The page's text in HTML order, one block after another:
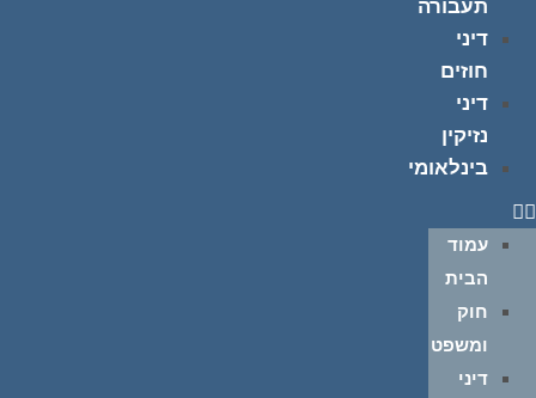
תעבורה
דיני
חוזים
דיני
נזיקין
בינלאומי
עמוד
הבית
חוק
ומשפט
דיני